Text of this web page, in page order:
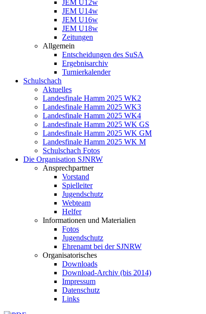
JEM U12w
JEM U14w
JEM U16w
JEM U18w
Zeitungen
Allgemein
Entscheidungen des SuSA
Ergebnisarchiv
Turnierkalender
Schulschach
Aktuelles
Landesfinale Hamm 2025 WK2
Landesfinale Hamm 2025 WK3
Landesfinale Hamm 2025 WK4
Landesfinale Hamm 2025 WK GS
Landesfinale Hamm 2025 WK GM
Landesfinale Hamm 2025 WK M
Schulschach Fotos
Die Organisation SJNRW
Ansprechpartner
Vorstand
Spielleiter
Jugendschutz
Webteam
Helfer
Informationen und Materialien
Fotos
Jugendschutz
Ehrenamt bei der SJNRW
Organisatorisches
Downloads
Download-Archiv (bis 2014)
Impressum
Datenschutz
Links